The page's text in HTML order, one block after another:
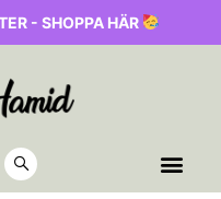
- SHOPPA HÄR